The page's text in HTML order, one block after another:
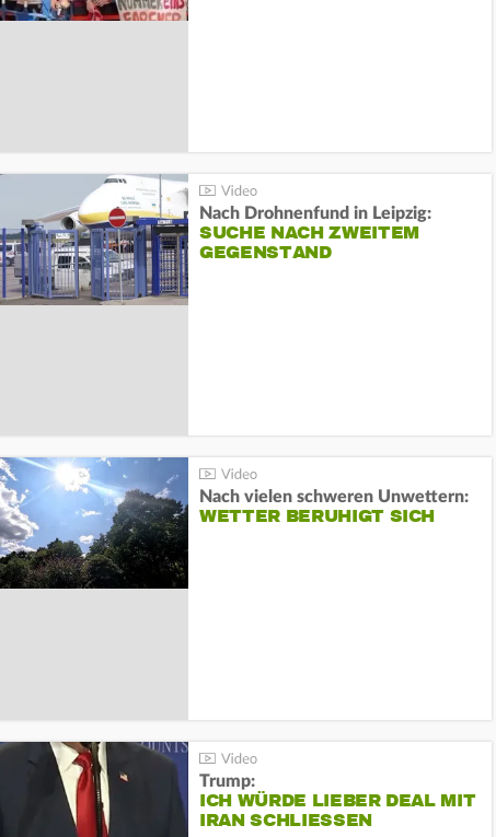
Nach Drohnenfund in Leipzig:
SUCHE NACH ZWEITEM
GEGENSTAND
Nach vielen schweren Unwettern:
WETTER BERUHIGT SICH
Trump:
ICH WÜRDE LIEBER DEAL MIT
IRAN SCHLIESSEN